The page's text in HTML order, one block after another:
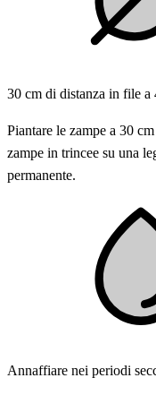
30 cm di distanza in file a
Piantare le zampe a 30
zampe in trincee su una
permanente.
Annaffiare nei periodi